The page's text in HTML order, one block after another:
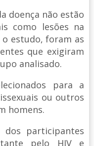
doença não estão
como lesões na
estudo, foram as
que exigiram
analisado.
para a
ou outros
homens.
dos participantes
pelo HIV e